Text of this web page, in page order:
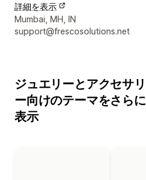
詳細を表示
デザイナーの連絡先情報
Mumbai, MH, IN
support@frescosolutions.net
ジュエリーとアクセサリ
ー向けのテーマをさらに
表示